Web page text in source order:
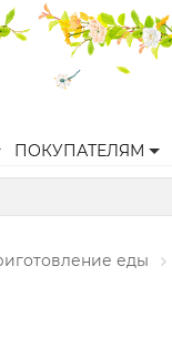
ПОКУПАТЕЛЯМ
еды